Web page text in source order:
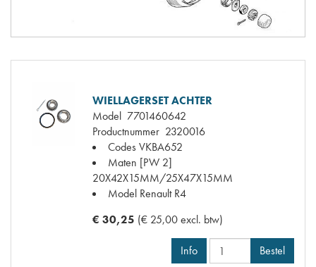
WIELLAGERSET ACHTER
Model 7701460642
Productnummer 2320016
CodesVKBA652
Maten [PW 2]
20X42X15MM/25X47X15MM
Model Renault R4
€ 30,25 (€ 25,00 excl. btw)
Info Bestel